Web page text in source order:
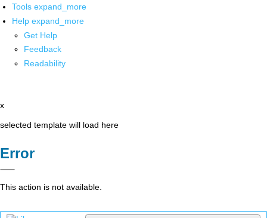
Tools expand_more
Help expand_more
Get Help
Feedback
Readability
x
selected template will load here
Error
This action is not available.